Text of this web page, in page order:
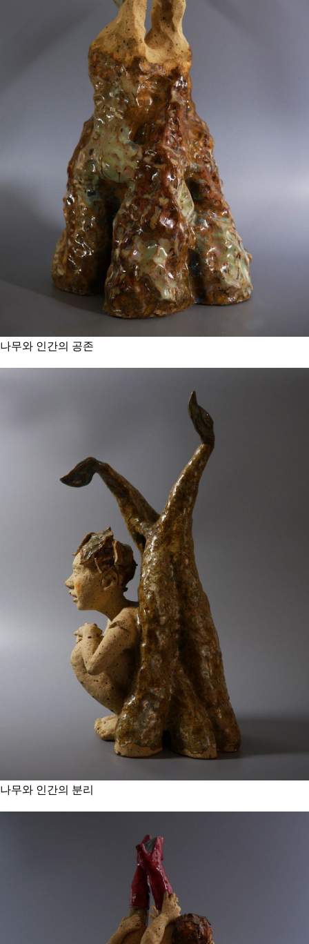
나무와 인간의 공존
나무와 인간의 분리